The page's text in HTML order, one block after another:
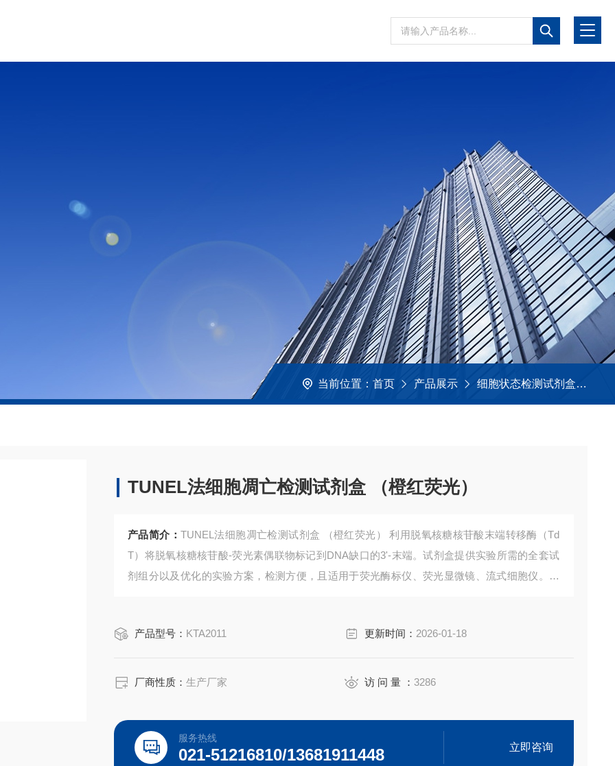
当前位置： 首页 产品展示 细胞状态检测试剂盒
TUNEL法细胞凋亡检测试剂盒 （橙红荧光）
产品简介：TUNEL法细胞凋亡检测试剂盒 （橙红荧光） 利用脱氧核糖核苷酸末端转移酶（Td
T）将脱氧核糖核苷酸-荧光素偶联物标记到DNA缺口的3'-末端。试剂盒提供实验所需的全套试
剂组分以及优化的实验方案，检测方便，且适用于荧光酶标仪、荧光显微镜、流式细胞仪。荧
产品型号： KTA2011 更新时间： 2026-01-18
厂商性质：生产厂家 访 问 量 ：3286
服务热线
021-51216810/13681911448 立即咨询